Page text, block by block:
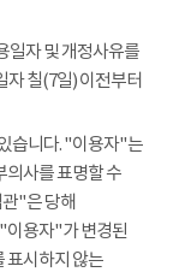
일자 및 개정사유를
자 칠(7일) 이전부터
습니다. "이용자"는
의사를 표명할 수
"은 당해
이용자"가 변경된
표시하지 않는